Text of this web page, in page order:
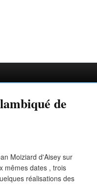
de
Moiziard d'Aisey sur
mêmes dates , trois
réalisations des